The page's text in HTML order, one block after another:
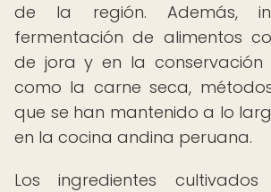
de la región. Además,
fermentación de alimentos
de jora y en la conservación
como la carne seca,
que se han mantenido a lo
en la cocina andina peruana.
Los ingredientes